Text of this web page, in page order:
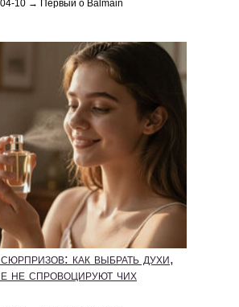
10 → Первый о Balmain
как выбрать духи,
не спровоцируют чих